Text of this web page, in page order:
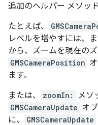
追加のヘルパー メソッ
たとえば、
レベルを増やすには、
から、ズームを現在の
GMSCameraPosition
ます。
または、 zoomIn:
メソ
GMSCameraUpdate オ
に、
GMSCameraUpdate